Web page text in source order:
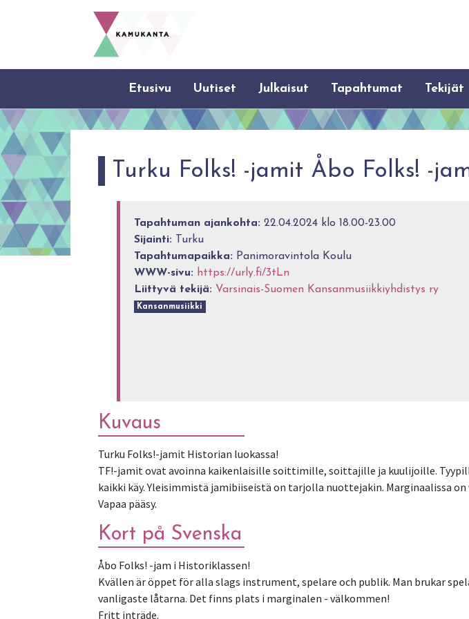
Etusivu Uutiset Julkaisut Tapahtumat Tekijät
Turku Folks! -jamit Åbo Folks! -
Tapahtuman ajankohta: 22.04.2024 klo 18.00-23.00
Sijainti: Turku
Tapahtumapaikka: Panimoravintola Koulu
WWW-sivu: https://urly.fi/3tLn
Liittyvä tekijä: Varsinais-Suomen Kansanmusiikkiyhdistys ry
Kansanmusiikki
Kuvaus
Turku Folks!-jamit Historian luokassa!
TF!-jamit ovat avoinna kaikenlaisille soittimille, soittajille ja kuulijoille.
kaikki käy. Yleisimmistä jamibiiseistä on tarjolla nuottejakin. Marginaalissa
Vapaa pääsy.
Kort på Svenska
Åbo Folks! -jam i Historiklassen!
Kvällen är öppet för alla slags instrument, spelare och publik. Man brukar
vanligaste låtarna. Det finns plats i marginalen - välkommen!
Fritt inträde.